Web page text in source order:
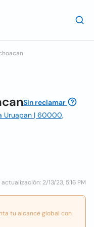
Sin reclamar
Uruapan | 60000,
2/13/23, 5:16 PM
tu alcance global con